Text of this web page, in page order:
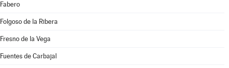
Fabero
Folgoso de la Ribera
Fresno de la Vega
Fuentes de Carbajal